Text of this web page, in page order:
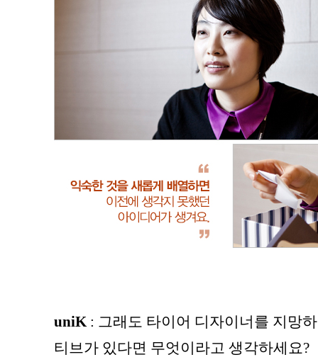
uniK : 그래도 타이어 디자이너를 지망
티브가 있다면 무엇이라고 생각하세요?